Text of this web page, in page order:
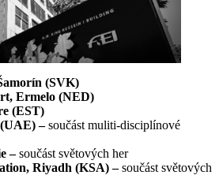
(SVK)
Ermelo (NED)
(EST)
–součást muliti-disciplínové
–součást světových her
Riyadh (KSA) –součást světových